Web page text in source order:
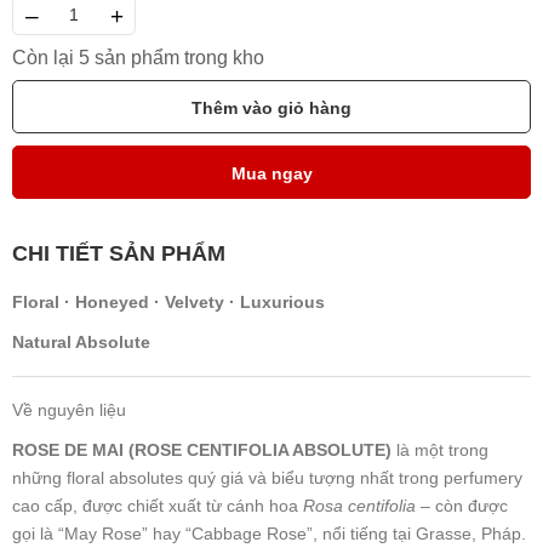
– +
Còn lại 5 sản phẩm trong kho
Thêm vào giỏ hàng
Mua ngay
CHI TIẾT SẢN PHẨM
Floral · Honeyed · Velvety · Luxurious
Natural Absolute
Về nguyên liệu
ROSE DE MAI (ROSE CENTIFOLIA ABSOLUTE) là một trong
những floral absolutes quý giá và biểu tượng nhất trong perfumery
cao cấp, được chiết xuất từ cánh hoa Rosa centifolia – còn được
gọi là “May Rose” hay “Cabbage Rose”, nổi tiếng tại Grasse, Pháp.